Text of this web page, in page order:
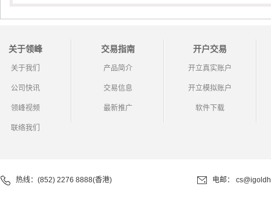
关于领峰
关于我们
公司快讯
领峰视频
联络我们
交易指南
产品简介
交易信息
最新推广
开户交易
开立真实账户
开立模拟账户
软件下载
热线：(852) 2276 8888(香港) 电邮：